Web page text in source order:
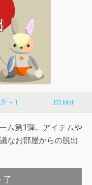
+ 1 Mail
ム第1弾。アイテムや
なお部屋からの脱出